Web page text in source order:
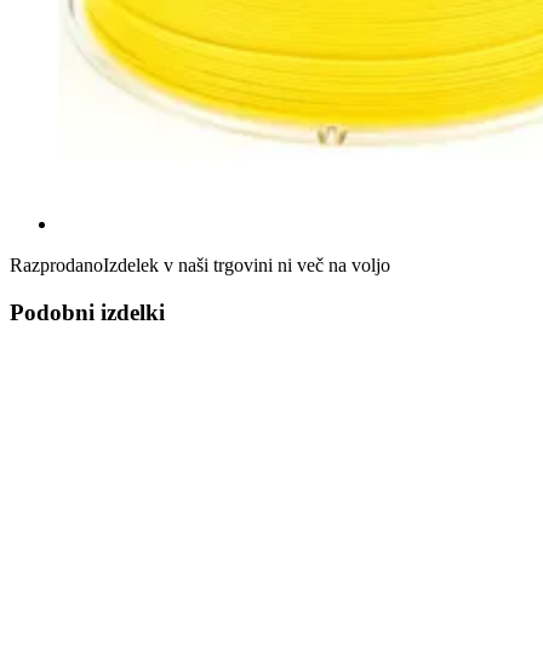
RazprodanoIzdelek v naši trgovini ni več na voljo
Podobni izdelki